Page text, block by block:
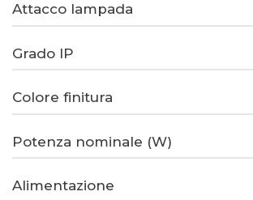
Attacco lampada
Grado IP
Colore finitura
Potenza nominale (W)
Alimentazione